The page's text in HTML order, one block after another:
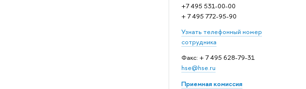
+7 495 531-00-00
+ 7 495 772-95-90
Узнать телефонный номер
сотрудника
Факс: + 7 495 628-79-31
hse@hse.ru
Приемная комиссия